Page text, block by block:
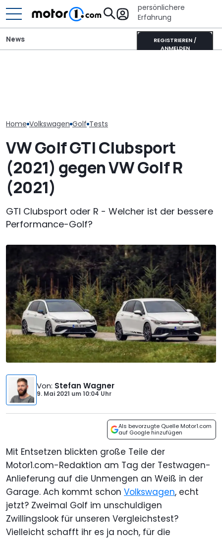
persönlichere
Erfahrung
REGISTRIEREN /
ANMELDEN
News
Home Volkswagen Golf Tests
VW Golf GTI Clubsport
(2021) gegen VW Golf R
(2021)
GTI Clubsport oder R - Welcher ist der bessere
Performance-Golf?
Von: Stefan Wagner
9. Mai 2021 um10:04 Uhr
Als bevorzugte Quelle Motor1.com
auf Google hinzufügen
Mit Entsetzen blickten große Teile der
Motor1.com-Redaktion am Tag der Testwagen-
Anlieferung auf die Unmengen an Weiß in der
Garage. Ach kommt schon Volkswagen, echt
jetzt? Zweimal Golf im unschuldigen
Zwillingslook für unseren Vergleichstest?
Vielleicht schafft ihr es ja noch, für die